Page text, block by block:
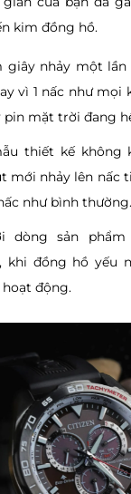
kim đồng hồ.
giây nhảy một
vì 1 nấc như
pin mặt trời đang
thiết kế không
mới nhảy lên nấc
như bình thường.
dòng sản
khi đồng hồ yếu
hoạt động.